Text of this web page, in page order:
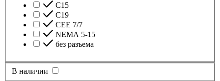
C15
C19
CEE 7/7
NEMA 5-15
без разъема
В наличии